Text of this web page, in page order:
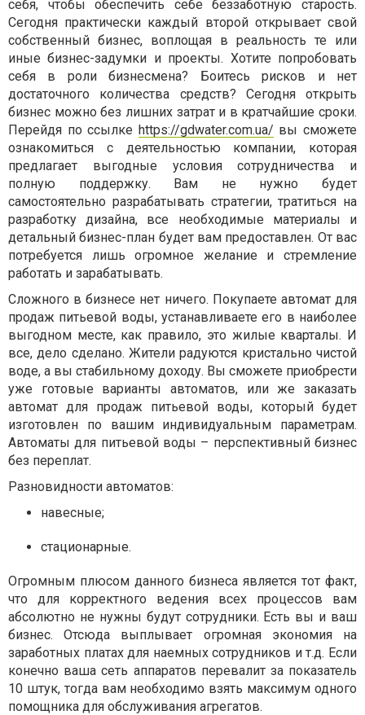
себя, чтобы обеспечить себе беззаботную старость.
Сегодня практически каждый второй открывает свой
собственный бизнес, воплощая в реальность те или
иные бизнес-задумки и проекты. Хотите попробовать
себя в роли бизнесмена? Боитесь рисков и нет
достаточного количества средств? Сегодня открыть
бизнес можно без лишних затрат и в кратчайшие сроки.
Перейдя по ссылке https://gdwater.com.ua/ вы сможете
ознакомиться с деятельностью компании, которая
предлагает выгодные условия сотрудничества и
полную поддержку. Вам не нужно будет
самостоятельно разрабатывать стратегии, тратиться на
разработку дизайна, все необходимые материалы и
детальный бизнес-план будет вам предоставлен. От вас
потребуется лишь огромное желание и стремление
работать и зарабатывать.
Сложного в бизнесе нет ничего. Покупаете автомат для
продаж питьевой воды, устанавливаете его в наиболее
выгодном месте, как правило, это жилые кварталы. И
все, дело сделано. Жители радуются кристально чистой
воде, а вы стабильному доходу. Вы сможете приобрести
уже готовые варианты автоматов, или же заказать
автомат для продаж питьевой воды, который будет
изготовлен по вашим индивидуальным параметрам.
Автоматы для питьевой воды – перспективный бизнес
без переплат.
Разновидности автоматов:
навесные;
стационарные.
Огромным плюсом данного бизнеса является тот факт,
что для корректного ведения всех процессов вам
абсолютно не нужны будут сотрудники. Есть вы и ваш
бизнес. Отсюда выплывает огромная экономия на
заработных платах для наемных сотрудников и т.д. Если
конечно ваша сеть аппаратов перевалит за показатель
10 штук, тогда вам необходимо взять максимум одного
помощника для обслуживания агрегатов.